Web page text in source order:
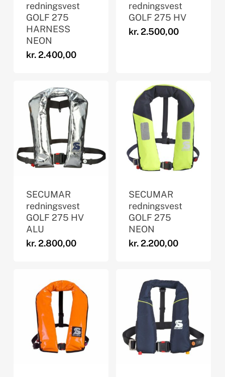
redningsvest
GOLF 275
HARNESS
NEON
kr.2.400,00
redningsvest
GOLF 275 HV
kr.2.500,00
SECUMAR
redningsvest
GOLF 275 HV
ALU
kr.2.800,00
SECUMAR
redningsvest
GOLF 275
NEON
kr.2.200,00